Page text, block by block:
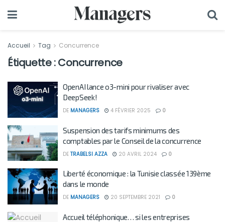
Accueil Tag Concurrence
Étiquette :Concurrence
OpenAI lance o3-mini pour rivaliser avec
DeepSeek!
DE MANAGERS 4 FÉVRIER 2025 0
Suspension des tarifs minimums des
comptables par le Conseil de la concurrence
DE TRABELSI AZZA 20 AVRIL 2024 0
Liberté économique : la Tunisie classée 139ème
dans le monde
DE MANAGERS 20 SEPTEMBRE 2021 0
Accueil téléphonique… si les entreprises